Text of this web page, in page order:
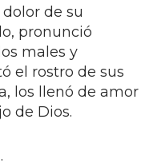
de su
pronunció
males y
el rostro de sus
los llenó de amor
de Dios.